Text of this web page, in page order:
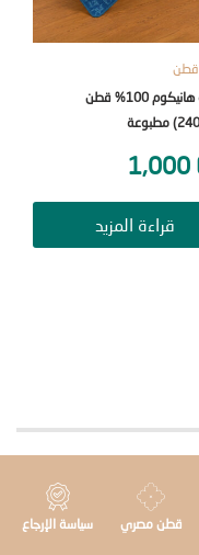
كوفرته هانيكوم 100% قطن
المزيد
سياسة الإرجاع